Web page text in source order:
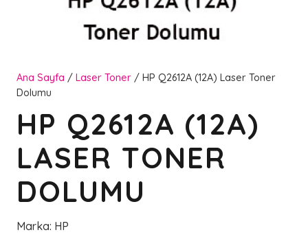
Ana Sayfa / Laser Toner / HP Q2612A (12A) Laser Toner
Dolumu
HP Q2612A (12A)
LASER TONER
DOLUMU
Marka: HP